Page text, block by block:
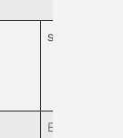
Segmento
Enduro